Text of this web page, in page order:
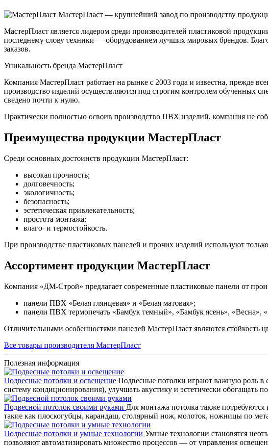
МастерПласт — крупнейший завод по производству
МастерПласт является лидером среди производителей пластиковой
последнему слову техники — оборудованием лучших мировых брендов.
заказов.
Уникальность бренда МастерПласт
Компания МастерПласт работает на рынке с 2003 года и известна, прежде
производство изделий осуществляются под строгим контролем обученных
сведено почти к нулю.
Практически полностью освоив производство ПВХ изделий, компания не
Преимущества продукции МастерПласт
Среди основных достоинств продукции МастерПласт:
высокая прочность;
долговечность;
экологичность;
безопасность;
эстетическая привлекательность;
простота монтажа;
влаго- и термостойкость.
При производстве пластиковых панелей и прочих изделий используют
Ассортимент продукции МастерПласт
Компания «ДМ-Строй» предлагает современные пластиковые панели от
панели ПВХ «Белая глянцевая» и «Белая матовая»;
панели ПВХ термопечать «Бамбук темный», «Бамбук ясень», «Весна»,
Отличительными особенностями панелей МастерПласт являются стойкость
Все товары производителя МастерПласт
Полезная информация
Подвесные потолки и освещение Подвесные потолки играют важную роль в
систему кондиционирования), улучшать акустику и эстетически обогащать
Подвесной потолок своими руками Для монтажа потолка также
такие как плоскогубцы, карандаш, столярный нож, молоток, ножницы по
Подвесные потолки и умные технологии Умные технологии становятся
позволяют автоматизировать множество процессов — от управления